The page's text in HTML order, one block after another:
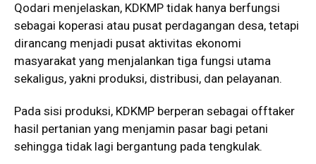
Qodari menjelaskan, KDKMP tidak hanya berfungsi
sebagai koperasi atau pusat perdagangan desa, tetapi
dirancang menjadi pusat aktivitas ekonomi
masyarakat yang menjalankan tiga fungsi utama
sekaligus, yakni produksi, distribusi, dan pelayanan.
Pada sisi produksi, KDKMP berperan sebagai offtaker
hasil pertanian yang menjamin pasar bagi petani
sehingga tidak lagi bergantung pada tengkulak.